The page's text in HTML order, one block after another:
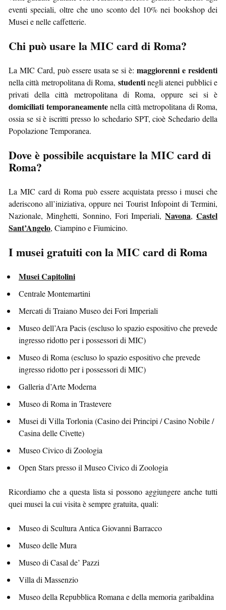
eventi speciali, oltre che uno sconto del 10% nei bookshop dei
Musei e nelle caffetterie.
Chi può usare la MIC card di Roma?
La MIC Card, può essere usata se si è:maggiorenni e residenti
nella città metropolitana di Roma, studentinegli atenei pubblici e
privati della città metropolitana di Roma, oppure sei si è
domiciliati temporaneamentenella città metropolitana di Roma,
ossia se si è iscritti presso lo schedario SPT, cioè Schedario della
Popolazione Temporanea.
Dove è possibile acquistare la MIC card di
Roma?
La MIC card di Roma può essere acquistata presso i musei che
aderiscono all’iniziativa, oppure nei Tourist Infopoint di Termini,
Nazionale, Minghetti, Sonnino, Fori Imperiali,Navona,Castel
Sant’Angelo, Ciampino e Fiumicino.
I musei gratuiti con la MIC card di Roma
Musei Capitolini
Centrale Montemartini
Mercati di Traiano Museo dei Fori Imperiali
Museo dell’Ara Pacis (escluso lo spazio espositivo che prevede
ingresso ridotto per i possessori di MIC)
Museo di Roma (escluso lo spazio espositivo che prevede
ingresso ridotto per i possessori di MIC)
Galleria d’Arte Moderna
Museo di Roma in Trastevere
Musei di Villa Torlonia (Casino dei Principi / Casino Nobile /
Casina delle Civette)
Museo Civico di Zoologia
Open Stars presso il Museo Civico di Zoologia
Ricordiamo che a questa lista si possono aggiungere anche tutti
quei musei la cui visita è sempre gratuita, quali:
Museo di Scultura Antica Giovanni Barracco
Museo delle Mura
Museo di Casal de’ Pazzi
Villa di Massenzio
Museo della Repubblica Romana e della memoria garibaldina